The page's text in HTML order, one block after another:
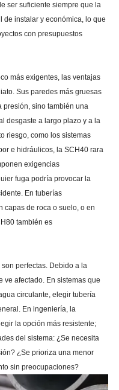
ser suficiente siempre que la
de instalar y económica, lo que
con presupuestos
más exigentes, las ventajas
Sus paredes más gruesas
presión, sino también una
desgaste a largo plazo y a la
riesgo, como los sistemas
e hidráulicos, la SCH40 rara
exigencias
fuga podría provocar la
En tuberías
capas de roca o suelo, o en
también es
perfectas. Debido a la
ve afectado. En sistemas que
circulante, elegir tubería
En ingeniería, la
la opción más resistente;
del sistema: ¿Se necesita
¿Se prioriza una menor
sin preocupaciones?